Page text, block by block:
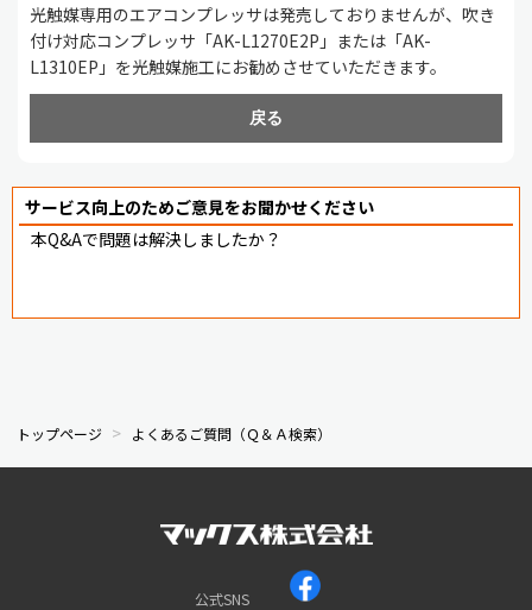
光触媒専用のエアコンプレッサは発売しておりませんが、吹き
付け対応コンプレッサ「AK-L1270E2P」または「AK-
L1310EP」を光触媒施工にお勧めさせていただきます。
戻る
サービス向上のためご意見をお聞かせください
本Q&Aで問題は解決しましたか？
トップページ よくあるご質問（Ｑ＆Ａ検索）
公式SNS